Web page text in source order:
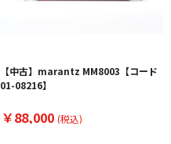
【中古】marantz MM8003【コード
01-08216】
￥88,000 (税込)